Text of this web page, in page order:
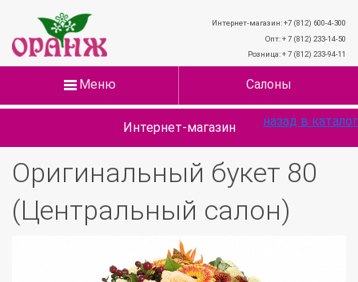
Интернет-магазин: +7 (812) 600-4-300
Опт: + 7 (812) 233-14-50
Розница: + 7 (812) 233-94-11
Меню Салоны
Интернет-магазин
Оригинальный букет 80
(Центральный салон)
назад в каталог